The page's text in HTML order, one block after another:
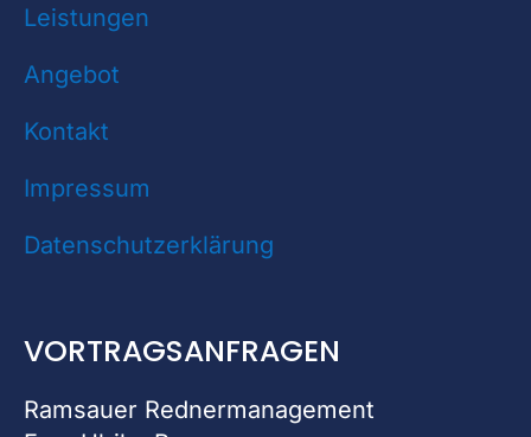
Leistungen
Angebot
Kontakt
Impressum
Datenschutzerklärung
VORTRAGSANFRAGEN
Ramsauer Rednermanagement